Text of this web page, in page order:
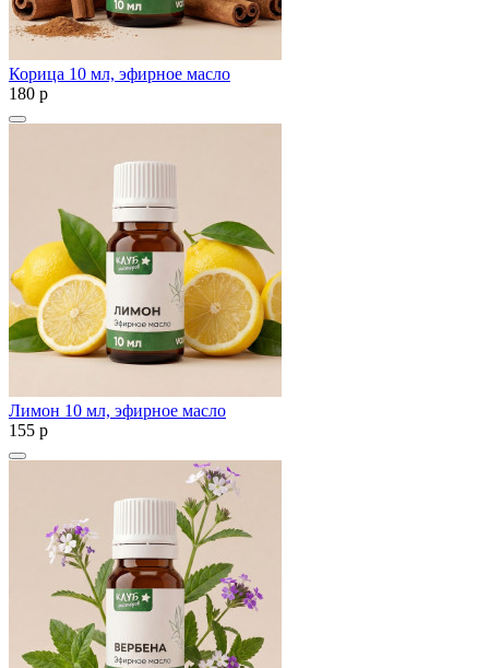
Корица 10 мл, эфирное масло
180 p
Лимон 10 мл, эфирное масло
155 p